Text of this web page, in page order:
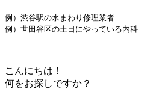
例）渋谷駅の水まわり修理業者
例）世田谷区の土日にやっている内科
こんにちは！
何をお探しですか？